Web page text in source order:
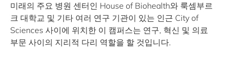
미래의 주요 병원 센터인 House of Biohealth와 룩셈부르
크 대학교 및 기타 여러 연구 기관이 있는 인근 City of
Sciences 사이에 위치한 이 캠퍼스는 연구, 혁신 및 의료
부문 사이의 지리적 다리 역할을 할 것입니다.